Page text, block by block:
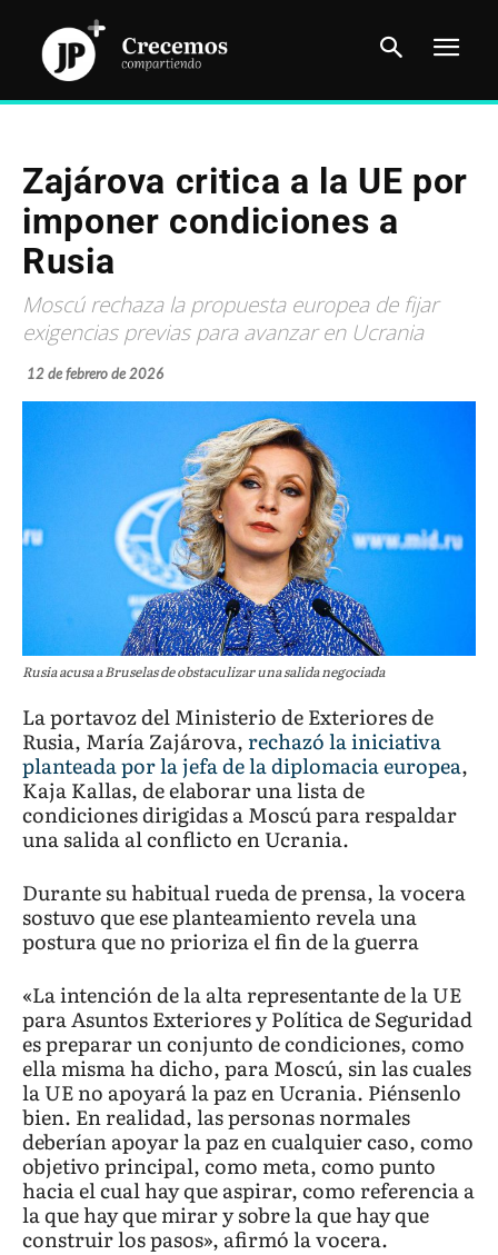
Zajárova critica a la UE por
imponer condiciones a
Rusia
Moscú rechaza la propuesta europea de fijar
exigencias previas para avanzar en Ucrania
12 de febrero de 2026
Rusia acusa a Bruselas de obstaculizar una salida negociada
La portavoz del Ministerio de Exteriores de
Rusia, María Zajárova,rechazó la iniciativa
planteada por la jefa de la diplomacia europea,
Kaja Kallas, de elaborar una lista de
condiciones dirigidas a Moscú para respaldar
una salida al conflicto en Ucrania.
Durante su habitual rueda de prensa, la vocera
sostuvo que ese planteamiento revela una
postura que no prioriza el fin de la guerra
«La intención de la alta representante de la UE
para Asuntos Exteriores y Política de Seguridad
es preparar un conjunto de condiciones, como
ella misma ha dicho, para Moscú, sin las cuales
la UE no apoyará la paz en Ucrania. Piénsenlo
bien. En realidad, las personas normales
deberían apoyar la paz en cualquier caso, como
objetivo principal, como meta, como punto
hacia el cual hay que aspirar, como referencia a
la que hay que mirar y sobre la que hay que
construir los pasos», afirmó la vocera.